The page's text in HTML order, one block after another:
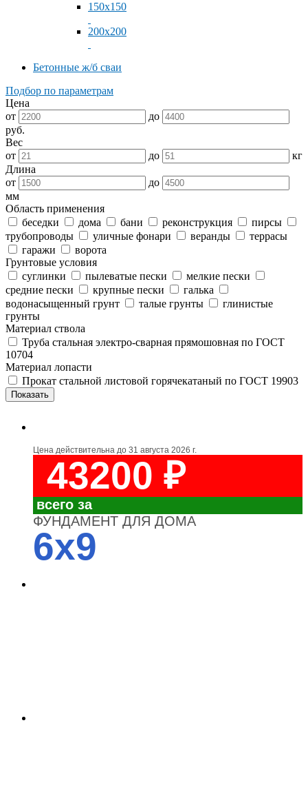
150x150
200x200
Бетонные ж/б сваи
Подбор по параметрам
Цена
от
до
руб.
Вес
от
до
кг
Длина
от
до
мм
Область применения
беседки
дома бани реконструкция
пирсы
трубопроводы
уличные фонари веранды
террасы
гаражи
ворота
Грунтовые условия
суглинки
пылеватые пески
мелкие пески
средние пески
крупные пески
галька
водонасыщенный грунт
талые грунты
глинистые
грунты
Материал ствола
Труба стальная электро-сварная прямошовная по ГОСТ
10704
Материал лопасти
Прокат стальной листовой горячекатаный по ГОСТ 19903
Цена действительна до 31 августа 2026 г.
43200 ₽
всего за
ФУНДАМЕНТ ДЛЯ ДОМА
6x9